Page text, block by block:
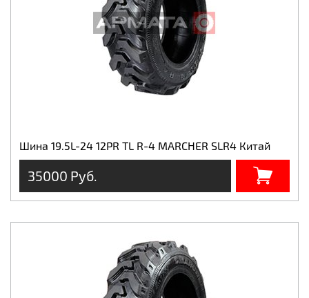
Шина 19.5L-24 12PR TL R-4 MARCHER SLR4 Китай
35000 Руб.